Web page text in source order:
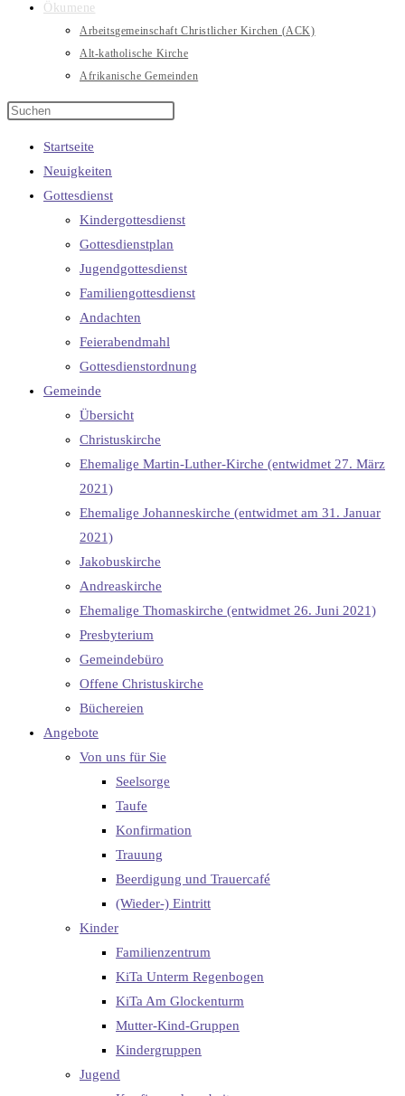
Ökumene
Arbeitsgemeinschaft Christlicher Kirchen (ACK)
Alt-katholische Kirche
Afrikanische Gemeinden
Startseite
Neuigkeiten
Gottesdienst
Kindergottesdienst
Gottesdienstplan
Jugendgottesdienst
Familiengottesdienst
Andachten
Feierabendmahl
Gottesdienstordnung
Gemeinde
Übersicht
Christuskirche
Ehemalige Martin-Luther-Kirche (entwidmet 27. März
2021)
Ehemalige Johanneskirche (entwidmet am 31. Januar
2021)
Jakobuskirche
Andreaskirche
Ehemalige Thomaskirche (entwidmet 26. Juni 2021)
Presbyterium
Gemeindebüro
Offene Christuskirche
Büchereien
Angebote
Von uns für Sie
Seelsorge
Taufe
Konfirmation
Trauung
Beerdigung und Trauercafé
(Wieder-) Eintritt
Kinder
Familienzentrum
KiTa Unterm Regenbogen
KiTa Am Glockenturm
Mutter-Kind-Gruppen
Kindergruppen
Jugend